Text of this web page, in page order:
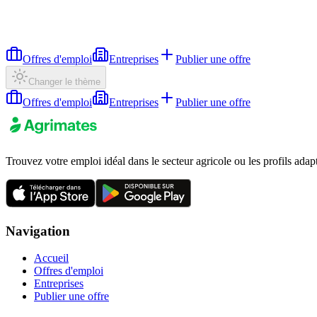
Offres d'emploi Entreprises Publier une offre
Changer le thème
Offres d'emploi Entreprises Publier une offre
Trouvez votre emploi idéal dans le secteur agricole ou les profils
Navigation
Accueil
Offres d'emploi
Entreprises
Publier une offre